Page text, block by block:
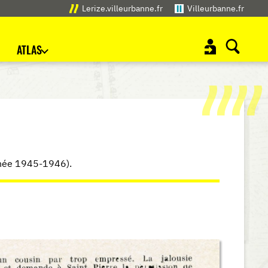
Lerize.villeurbanne.fr Villeurbanne.fr
ATLAS
1945-1946).